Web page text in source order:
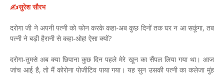
✍️सुरेश सौरभ
दरोगा जी ने अपनी पत्नी को फोन करके कहा-अब कुछ दिनों तक घर न आ सकूंगा, तब
पत्नी ने बड़ी हैरानी से कहा-ओह! ऐसा क्यों?
दरोगा-तुमसे अब क्या छिपाना कुछ दिन पहले मेरे खून का सैंपल लिया गया था। आज
जांच आई है, तो मैं कोरोना पोजीटिव पाया गया। यह सुन उसकी पत्नी का कलेजा मुंह